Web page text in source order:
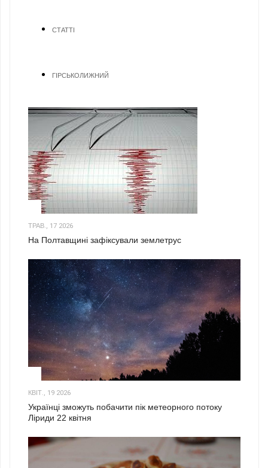
СТАТТІ
ГІРСЬКОЛИЖНИЙ
ТРАВ., 17 2026
На Полтавщині зафіксували землетрус
КВІТ., 19 2026
Українці зможуть побачити пік метеорного потоку
Ліриди 22 квітня